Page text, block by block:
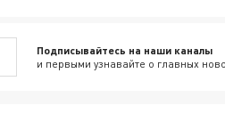
Подписывайтесь на наши каналы
и первыми узнавайте о главных